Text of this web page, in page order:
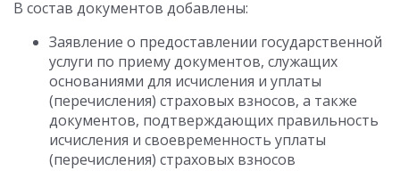
В состав документов добавлены:
Заявление о предоставлении государственной
услуги по приему документов, служащих
основаниями для исчисления и уплаты
(перечисления) страховых взносов, а также
документов, подтверждающих правильность
исчисления и своевременность уплаты
(перечисления) страховых взносов